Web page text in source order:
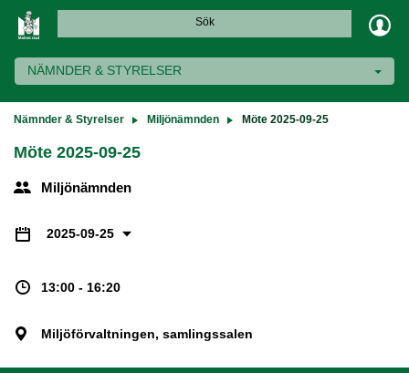
Sök
NÄMNDER & STYRELSER
Nämnder & Styrelser Miljönämnden Möte 2025-09-25
Möte 2025-09-25
Miljönämnden
2025-09-25
13:00 - 16:20
Miljöförvaltningen, samlingssalen